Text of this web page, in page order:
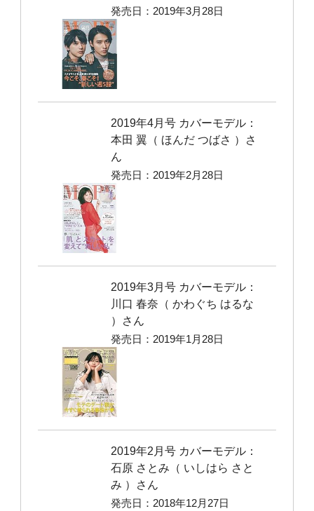
発売日：2019年3月28日
2019年4月号 カバーモデル：
本田 翼（ ほんだ つばさ ）さ
ん
発売日：2019年2月28日
2019年3月号 カバーモデル：
川口 春奈（ かわぐち はるな
）さん
発売日：2019年1月28日
2019年2月号 カバーモデル：
石原 さとみ（ いしはら さと
み ）さん
発売日：2018年12月27日